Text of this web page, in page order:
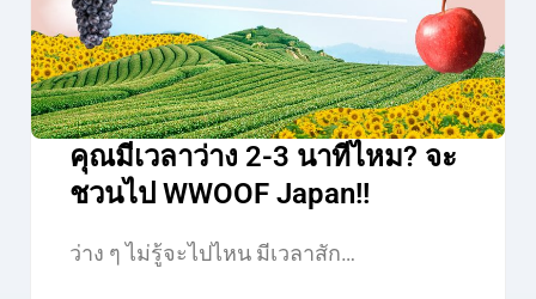
คุณมีเวลาว่าง 2-3 นาทีไหม? จะ
ชวนไป WWOOF Japan!!
ว่าง ๆ ไม่รู้จะไปไหน มีเวลาสัก…